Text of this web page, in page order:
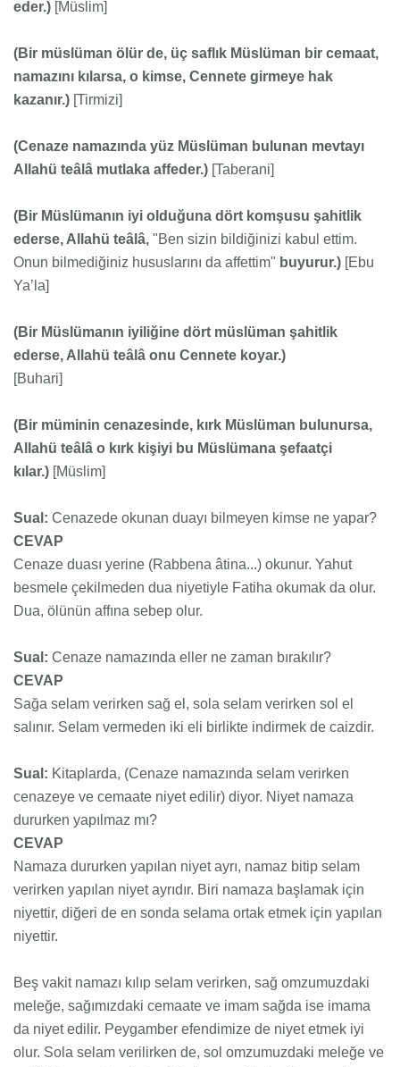
eder.) [Müslim]
(Bir müslüman ölür de, üç saflık Müslüman bir cemaat,
namazını kılarsa, o kimse, Cennete girmeye hak
kazanır.) [Tirmizi]
(Cenaze namazında yüz Müslüman bulunan mevtayı
Allahü teâlâ mutlaka affeder.) [Taberani]
(Bir Müslümanın iyi olduğuna dört komşusu şahitlik
ederse, Allahü teâlâ, "Ben sizin bildiğinizi kabul ettim.
Onun bilmediğiniz hususlarını da affettim" buyurur.) [Ebu
Ya’la]
(Bir Müslümanın iyiliğine dört müslüman şahitlik
ederse, Allahü teâlâ onu Cennete koyar.)
[Buhari]
(Bir müminin cenazesinde, kırk Müslüman bulunursa,
Allahü teâlâ o kırk kişiyi bu Müslümana şefaatçi
kılar.) [Müslim]
Sual: Cenazede okunan duayı bilmeyen kimse ne yapar?
CEVAP
Cenaze duası yerine (Rabbena âtina...) okunur. Yahut
besmele çekilmeden dua niyetiyle Fatiha okumak da olur.
Dua, ölünün affına sebep olur.
Sual: Cenaze namazında eller ne zaman bırakılır?
CEVAP
Sağa selam verirken sağ el, sola selam verirken sol el
salınır. Selam vermeden iki eli birlikte indirmek de caizdir.
Sual: Kitaplarda, (Cenaze namazında selam verirken
cenazeye ve cemaate niyet edilir) diyor. Niyet namaza
dururken yapılmaz mı?
CEVAP
Namaza dururken yapılan niyet ayrı, namaz bitip selam
verirken yapılan niyet ayrıdır. Biri namaza başlamak için
niyettir, diğeri de en sonda selama ortak etmek için yapılan
niyettir.
Beş vakit namazı kılıp selam verirken, sağ omzumuzdaki
meleğe, sağımızdaki cemaate ve imam sağda ise imama
da niyet edilir. Peygamber efendimize de niyet etmek iyi
olur. Sola selam verilirken de, sol omzumuzdaki meleğe ve